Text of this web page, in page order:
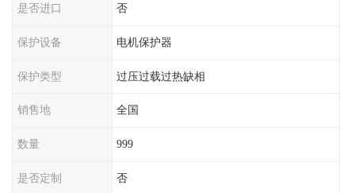
是否进口 否
保护设备 电机保护器
保护类型 过压过载过热缺相
销售地 全国
数量 999
是否定制 否